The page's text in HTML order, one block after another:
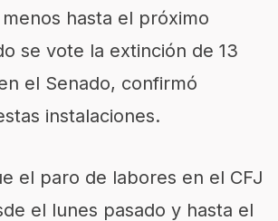
hasta el próximo
se vote la extinción de 13
el Senado, confirmó
instalaciones.
el paro de labores en el CFJ
el lunes pasado y hasta el